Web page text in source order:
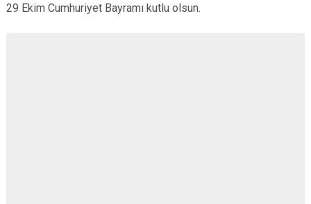
29 Ekim Cumhuriyet Bayramı kutlu olsun.